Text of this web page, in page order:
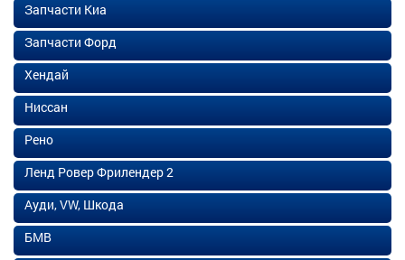
Запчасти Киа
Запчасти Форд
Хендай
Ниссан
Рено
Ленд Ровер Фрилендер 2
Ауди, VW, Шкода
БМВ